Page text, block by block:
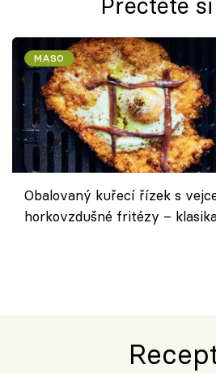
MASO
Obalovaný kuřecí řízek s
horkovzdušné fritézy –